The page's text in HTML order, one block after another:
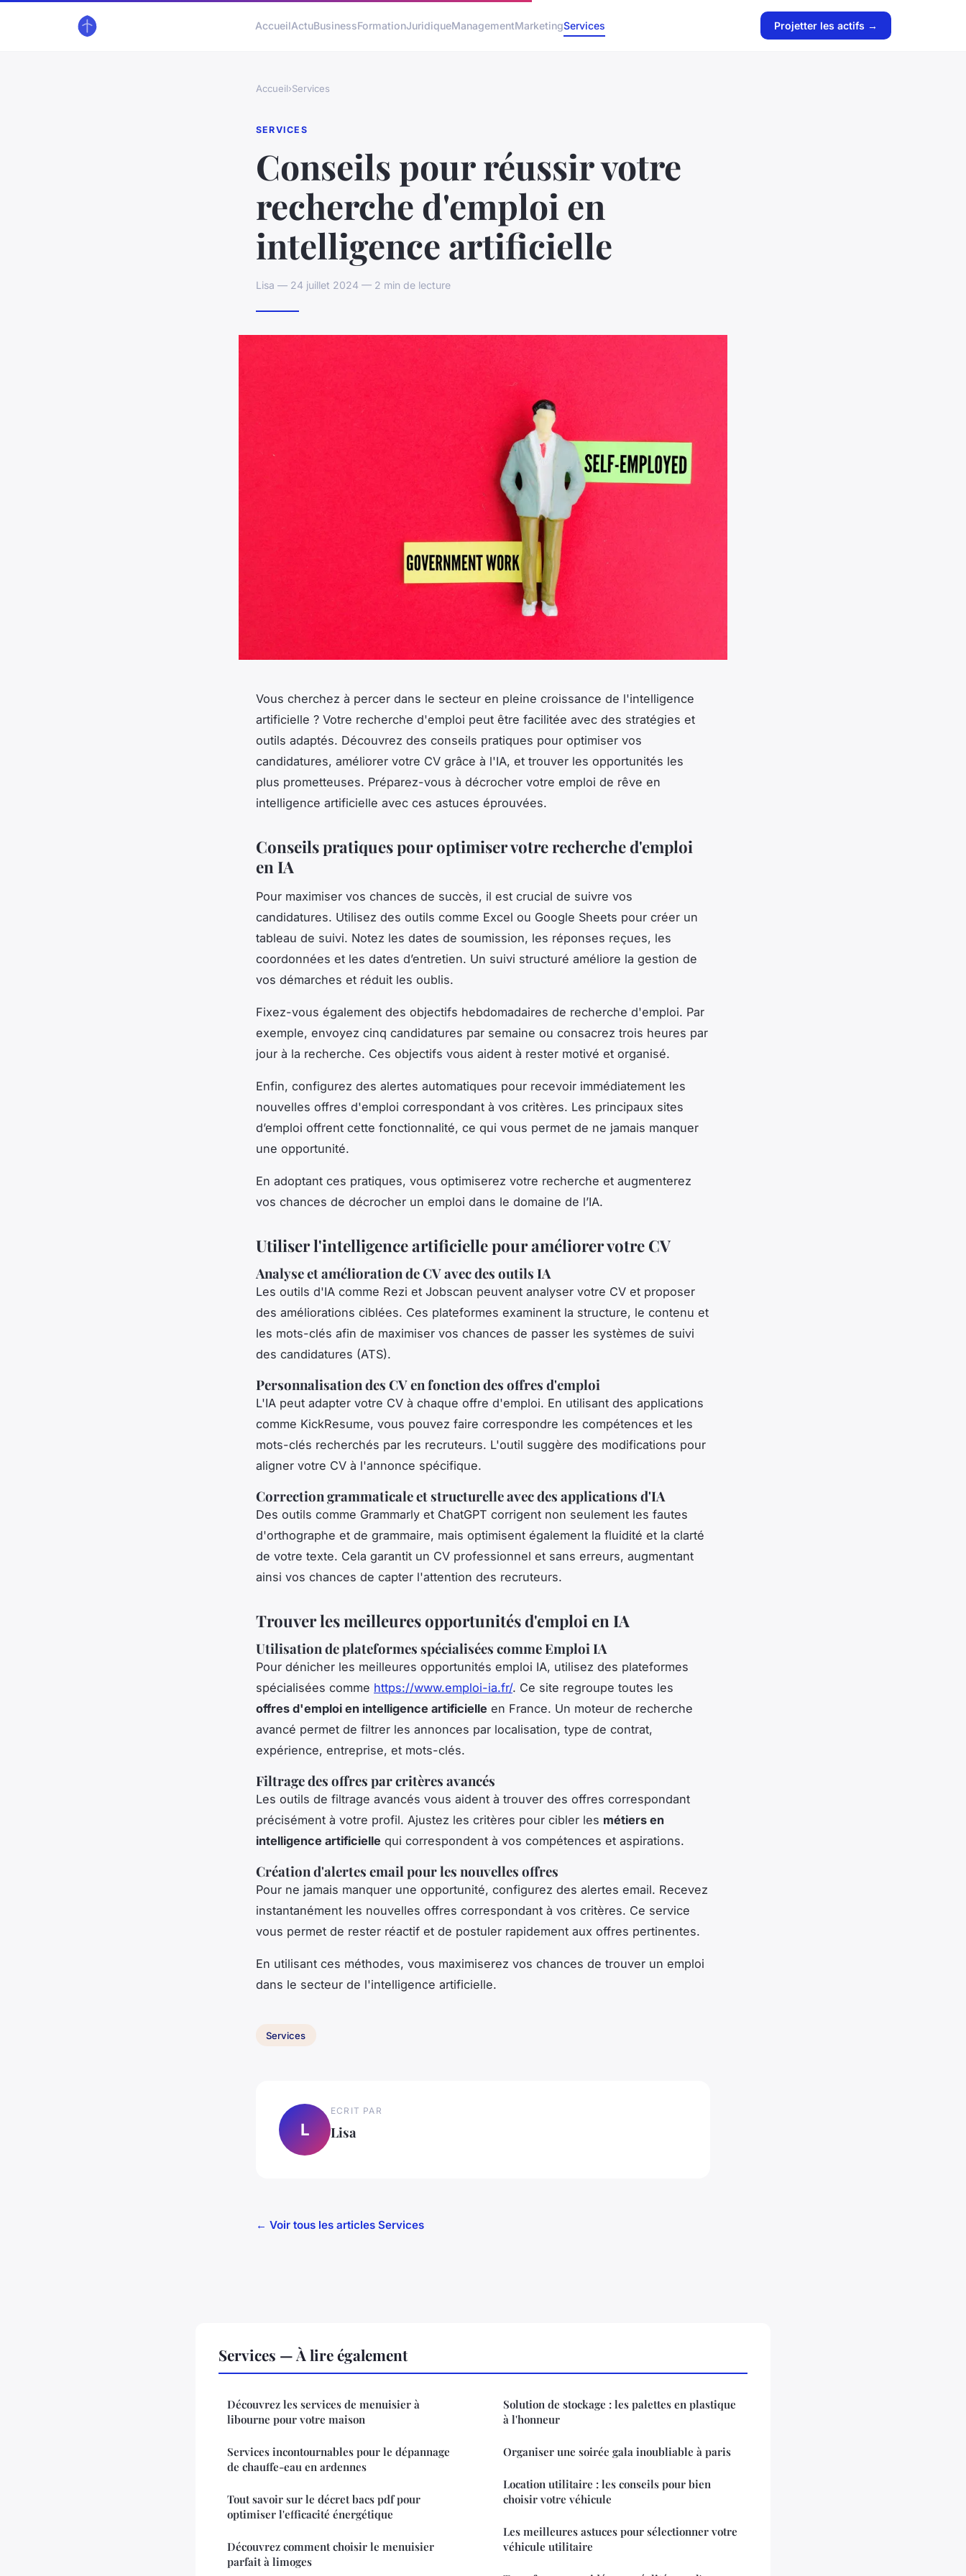
AccueilActuBusinessFormationJuridiqueManagementMarketingServices Projetter les actifs →
Accueil›Services
SERVICES
Conseils pour réussir votre
recherche d'emploi en
intelligence artificielle
Lisa — 24 juillet 2024 — 2 min de lecture
Vous cherchez à percer dans le secteur en pleine croissance de l'intelligence
artificielle ? Votre recherche d'emploi peut être facilitée avec des stratégies et
outils adaptés. Découvrez des conseils pratiques pour optimiser vos
candidatures, améliorer votre CV grâce à l'IA, et trouver les opportunités les
plus prometteuses. Préparez-vous à décrocher votre emploi de rêve en
intelligence artificielle avec ces astuces éprouvées.
Conseils pratiques pour optimiser votre recherche d'emploi
en IA
Pour maximiser vos chances de succès, il est crucial de suivre vos
candidatures. Utilisez des outils comme Excel ou Google Sheets pour créer un
tableau de suivi. Notez les dates de soumission, les réponses reçues, les
coordonnées et les dates d’entretien. Un suivi structuré améliore la gestion de
vos démarches et réduit les oublis.
Fixez-vous également des objectifs hebdomadaires de recherche d'emploi. Par
exemple, envoyez cinq candidatures par semaine ou consacrez trois heures par
jour à la recherche. Ces objectifs vous aident à rester motivé et organisé.
Enfin, configurez des alertes automatiques pour recevoir immédiatement les
nouvelles offres d'emploi correspondant à vos critères. Les principaux sites
d’emploi offrent cette fonctionnalité, ce qui vous permet de ne jamais manquer
une opportunité.
En adoptant ces pratiques, vous optimiserez votre recherche et augmenterez
vos chances de décrocher un emploi dans le domaine de l’IA.
Utiliser l'intelligence artificielle pour améliorer votre CV
Analyse et amélioration de CV avec des outils IA
Les outils d'IA comme Rezi et Jobscan peuvent analyser votre CV et proposer
des améliorations ciblées. Ces plateformes examinent la structure, le contenu et
les mots-clés afin de maximiser vos chances de passer les systèmes de suivi
des candidatures (ATS).
Personnalisation des CV en fonction des offres d'emploi
L'IA peut adapter votre CV à chaque offre d'emploi. En utilisant des applications
comme KickResume, vous pouvez faire correspondre les compétences et les
mots-clés recherchés par les recruteurs. L'outil suggère des modifications pour
aligner votre CV à l'annonce spécifique.
Correction grammaticale et structurelle avec des applications d'IA
Des outils comme Grammarly et ChatGPT corrigent non seulement les fautes
d'orthographe et de grammaire, mais optimisent également la fluidité et la clarté
de votre texte. Cela garantit un CV professionnel et sans erreurs, augmentant
ainsi vos chances de capter l'attention des recruteurs.
Trouver les meilleures opportunités d'emploi en IA
Utilisation de plateformes spécialisées comme Emploi IA
Pour dénicher les meilleures opportunités emploi IA, utilisez des plateformes
spécialisées comme https://www.emploi-ia.fr/. Ce site regroupe toutes les
offres d'emploi en intelligence artificielle en France. Un moteur de recherche
avancé permet de filtrer les annonces par localisation, type de contrat,
expérience, entreprise, et mots-clés.
Filtrage des offres par critères avancés
Les outils de filtrage avancés vous aident à trouver des offres correspondant
précisément à votre profil. Ajustez les critères pour cibler les métiers en
intelligence artificielle qui correspondent à vos compétences et aspirations.
Création d'alertes email pour les nouvelles offres
Pour ne jamais manquer une opportunité, configurez des alertes email. Recevez
instantanément les nouvelles offres correspondant à vos critères. Ce service
vous permet de rester réactif et de postuler rapidement aux offres pertinentes.
En utilisant ces méthodes, vous maximiserez vos chances de trouver un emploi
dans le secteur de l'intelligence artificielle.
Services
L
ECRIT PAR
Lisa
← Voir tous les articles Services
Services — À lire également
Découvrez les services de menuisier à
libourne pour votre maison
Services incontournables pour le dépannage
de chauffe-eau en ardennes
Tout savoir sur le décret bacs pdf pour
optimiser l'efficacité énergétique
Découvrez comment choisir le menuisier
parfait à limoges
Solution de stockage : les palettes en plastique
à l'honneur
Organiser une soirée gala inoubliable à paris
Location utilitaire : les conseils pour bien
choisir votre véhicule
Les meilleures astuces pour sélectionner votre
véhicule utilitaire